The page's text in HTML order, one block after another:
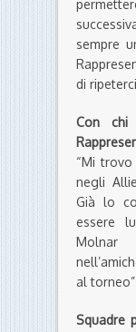
sempre
di
Con chi
“Mi
negli
Già lo
essere
al
Squadre